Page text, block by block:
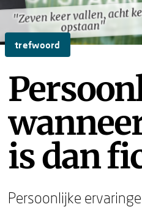
"Zeven keer vallen, acht
opstaan"
"Zeven keer vallen, acht
opstaan"
trefwoord
is dan
Persoonlijke